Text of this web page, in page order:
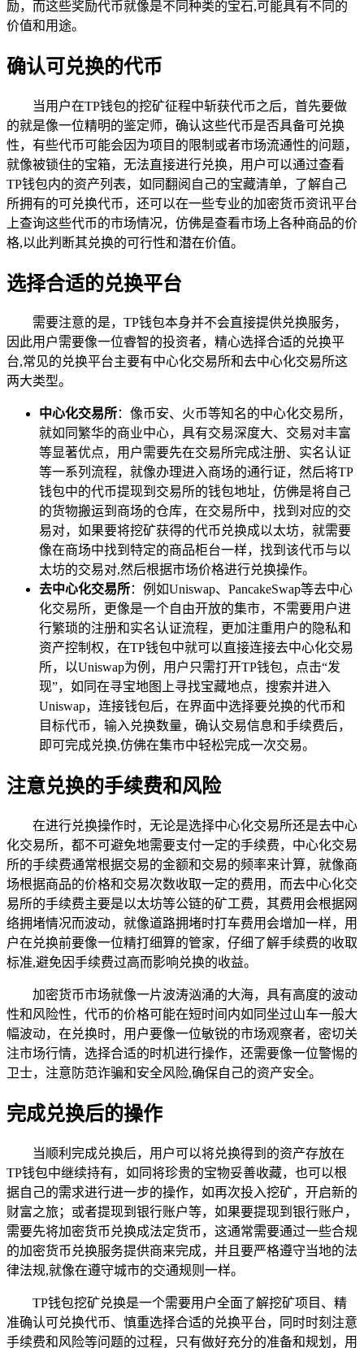
励，而这些奖励代币就像是不同种类的宝石,可能具有不同的
价值和用途。
确认可兑换的代币
当用户在TP钱包的挖矿征程中斩获代币之后，首先要做
的就是像一位精明的鉴定师，确认这些代币是否具备可兑换
性，有些代币可能会因为项目的限制或者市场流通性的问题，
就像被锁住的宝箱，无法直接进行兑换，用户可以通过查看
TP钱包内的资产列表，如同翻阅自己的宝藏清单，了解自己
所拥有的可兑换代币，还可以在一些专业的加密货币资讯平台
上查询这些代币的市场情况，仿佛是查看市场上各种商品的价
格,以此判断其兑换的可行性和潜在价值。
选择合适的兑换平台
需要注意的是，TP钱包本身并不会直接提供兑换服务，
因此用户需要像一位睿智的投资者，精心选择合适的兑换平
台,常见的兑换平台主要有中心化交易所和去中心化交易所这
两大类型。
中心化交易所：像币安、火币等知名的中心化交易所，
就如同繁华的商业中心，具有交易深度大、交易对丰富
等显著优点，用户需要先在交易所完成注册、实名认证
等一系列流程，就像办理进入商场的通行证，然后将TP
钱包中的代币提现到交易所的钱包地址，仿佛是将自己
的货物搬运到商场的仓库，在交易所中，找到对应的交
易对，如果要将挖矿获得的代币兑换成以太坊，就需要
像在商场中找到特定的商品柜台一样，找到该代币与以
太坊的交易对,然后根据市场价格进行兑换操作。
去中心化交易所：例如Uniswap、PancakeSwap等去中心
化交易所，更像是一个自由开放的集市，不需要用户进
行繁琐的注册和实名认证流程，更加注重用户的隐私和
资产控制权，在TP钱包中就可以直接连接去中心化交易
所，以Uniswap为例，用户只需打开TP钱包，点击“发
现”，如同在寻宝地图上寻找宝藏地点，搜索并进入
Uniswap，连接钱包后，在界面中选择要兑换的代币和
目标代币，输入兑换数量，确认交易信息和手续费后，
即可完成兑换,仿佛在集市中轻松完成一次交易。
注意兑换的手续费和风险
在进行兑换操作时，无论是选择中心化交易所还是去中心
化交易所，都不可避免地需要支付一定的手续费，中心化交易
所的手续费通常根据交易的金额和交易的频率来计算，就像商
场根据商品的价格和交易次数收取一定的费用，而去中心化交
易所的手续费主要是以太坊等公链的矿工费，其费用会根据网
络拥堵情况而波动，就像道路拥堵时打车费用会增加一样，用
户在兑换前要像一位精打细算的管家，仔细了解手续费的收取
标准,避免因手续费过高而影响兑换的收益。
加密货币市场就像一片波涛汹涌的大海，具有高度的波动
性和风险性，代币的价格可能在短时间内如同坐过山车一般大
幅波动，在兑换时，用户要像一位敏锐的市场观察者，密切关
注市场行情，选择合适的时机进行操作，还需要像一位警惕的
卫士，注意防范诈骗和安全风险,确保自己的资产安全。
完成兑换后的操作
当顺利完成兑换后，用户可以将兑换得到的资产存放在
TP钱包中继续持有，如同将珍贵的宝物妥善收藏，也可以根
据自己的需求进行进一步的操作，如再次投入挖矿，开启新的
财富之旅；或者提现到银行账户等，如果要提现到银行账户，
需要先将加密货币兑换成法定货币，这通常需要通过一些合规
的加密货币兑换服务提供商来完成，并且要严格遵守当地的法
律法规,就像在遵守城市的交通规则一样。
TP钱包挖矿兑换是一个需要用户全面了解挖矿项目、精
准确认可兑换代币、慎重选择合适的兑换平台，同时时刻注意
手续费和风险等问题的过程，只有做好充分的准备和规划，用